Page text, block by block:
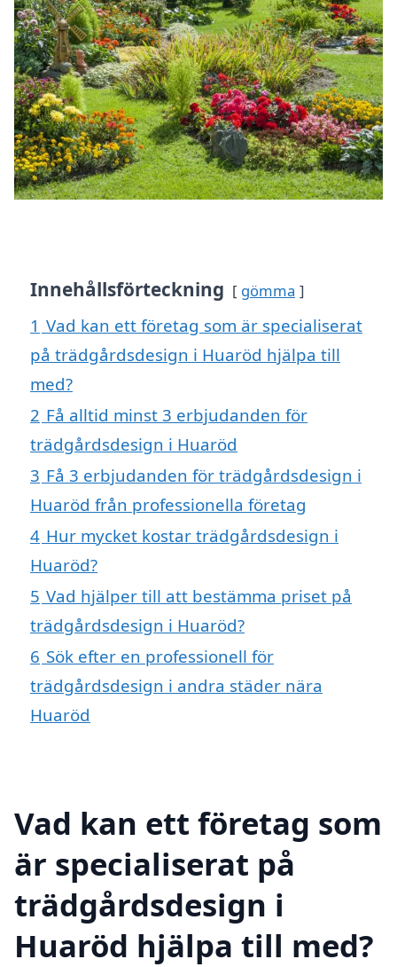
Innehållsförteckning gömma
1 Vad kan ett företag som är specialiserat
på trädgårdsdesign i Huaröd hjälpa till
med?
2 Få alltid minst 3 erbjudanden för
trädgårdsdesign i Huaröd
3 Få 3 erbjudanden för trädgårdsdesign i
Huaröd från professionella företag
4 Hur mycket kostar trädgårdsdesign i
Huaröd?
5 Vad hjälper till att bestämma priset på
trädgårdsdesign i Huaröd?
6 Sök efter en professionell för
trädgårdsdesign i andra städer nära
Huaröd
Vad kan ett företag som
är specialiserat på
trädgårdsdesign i
Huaröd hjälpa till med?